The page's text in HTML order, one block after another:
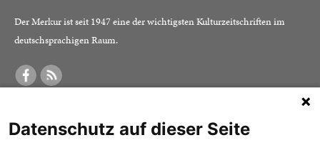
Der Merkur ist seit 1947 eine der wichtigsten Kulturzeitschriften im
deutschsprachigen Raum.
Was ist der Merkur?
Alle Abos im Überblick Impressum
Datenschutz auf dieser Seite